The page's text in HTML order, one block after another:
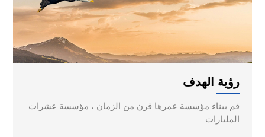
رؤية الهدف
قم ببناء مؤسسة عمرها قرن من الزمان ، مؤسسة عشرات
المليارات